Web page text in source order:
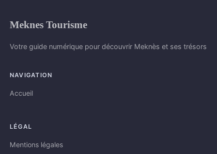
Meknes Tourisme
Votre guide numérique pour découvrir Meknès et ses trésors
NAVIGATION
Accueil
LÉGAL
Mentions légales